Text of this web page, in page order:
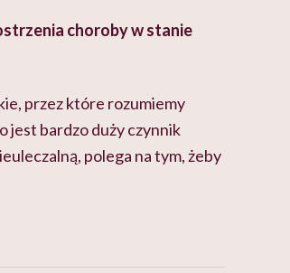
choroby w stanie
przez które rozumiemy
jest bardzo duży czynnik
polega na tym, żeby